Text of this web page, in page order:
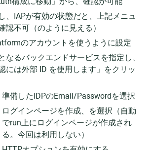
、IAPが有効の状態だと、上記メニュ
認不可（のように見える）
のアカウントを使うように設定
なるバックエンドサービスを指定し、
認には外部 ID を使用します」をクリッ
準備したIDPのEmail/Passwordを選択
ログインページを作成、を選択（自動
でrun上にログインページが作成され
る。今回は利用しない）